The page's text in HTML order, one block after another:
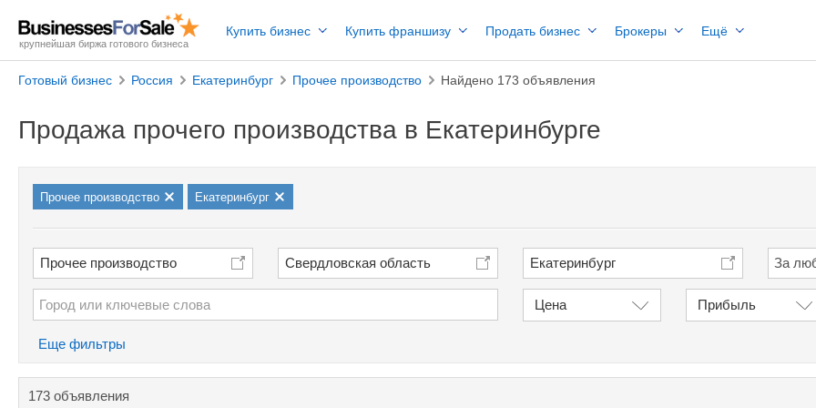
крупнейшая биржа готового бизнеса
Купить бизнес Купить франшизу Продать бизнес Брокеры Ещё
Готовый бизнес Россия Екатеринбург Прочее производство Найдено 173 объявления
Продажа прочего производства в Екатеринбурге
Прочее производство Екатеринбург
Прочее производство Свердловская область Екатеринбург
Цена Прибыль
Еще фильтры
173 объявления